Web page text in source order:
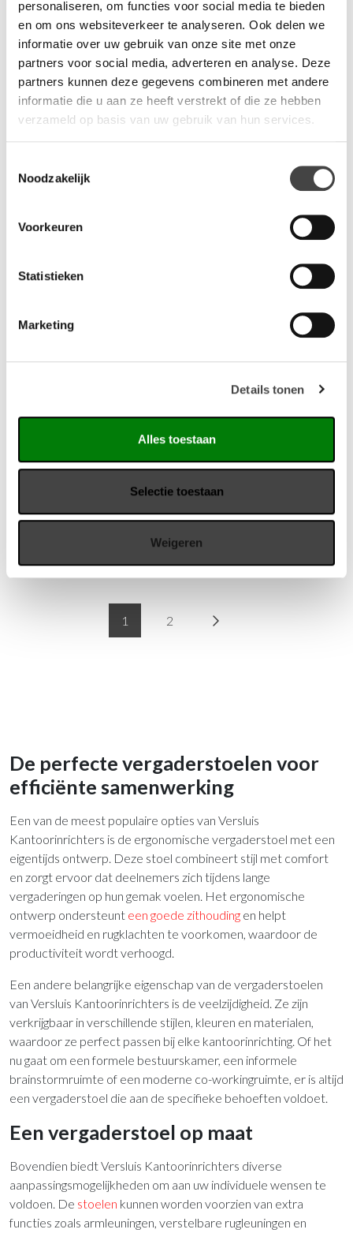
personaliseren, om functies voor social media te bieden
en om ons websiteverkeer te analyseren. Ook delen we
informatie over uw gebruik van onze site met onze
partners voor social media, adverteren en analyse. Deze
partners kunnen deze gegevens combineren met andere
informatie die u aan ze heeft verstrekt of die ze hebben
verzameld op basis van uw gebruik van hun services.
Noodzakelijk
Voorkeuren
Statistieken
Marketing
Details tonen
Alles toestaan
Selectie toestaan
Weigeren
Vergaderstoel 930 zwart
Vergaderstoel met lage rug
gestoffeerd met gerecyclede
Vergaderstoel 931 zwart
Vergaderstoel met hoge rug
gestoffeerd met gerecyclede
excl. BTW
Vergaderstoel 04
zitcomfort, en is…
Stijlvolle vergaderstoel
voorzien van 100%
stoffering.
1 2
De perfecte vergaderstoelen voor
efficiënte samenwerking
Een van de meest populaire opties van Versluis
Kantoorinrichters is de ergonomische vergaderstoel met een
eigentijds ontwerp. Deze stoel combineert stijl met comfort
en zorgt ervoor dat deelnemers zich tijdens lange
vergaderingen op hun gemak voelen. Het ergonomische
ontwerp ondersteunt een goede zithouding en helpt
vermoeidheid en rugklachten te voorkomen, waardoor de
productiviteit wordt verhoogd.
Een andere belangrijke eigenschap van de vergaderstoelen
van Versluis Kantoorinrichters is de veelzijdigheid. Ze zijn
verkrijgbaar in verschillende stijlen, kleuren en materialen,
waardoor ze perfect passen bij elke kantoorinrichting. Of het
nu gaat om een formele bestuurskamer, een informele
brainstormruimte of een moderne co-workingruimte, er is altijd
een vergaderstoel die aan de specifieke behoeften voldoet.
Een vergaderstoel op maat
Bovendien biedt Versluis Kantoorinrichters diverse
aanpassingsmogelijkheden om aan uw individuele wensen te
voldoen. De stoelen kunnen worden voorzien van extra
functies zoals armleuningen, verstelbare rugleuningen en